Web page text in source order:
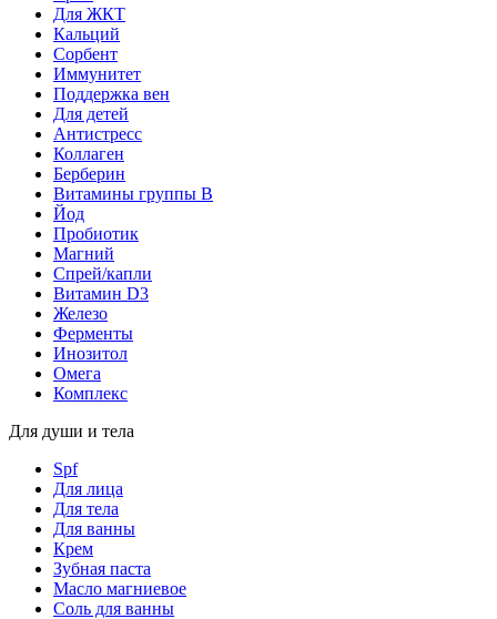
Для ЖКТ
Кальций
Сорбент
Иммунитет
Поддержка вен
Для детей
Антистресс
Коллаген
Берберин
Витамины группы B
Йод
Пробиотик
Магний
Спрей/капли
Витамин D3
Железо
Ферменты
Инозитол
Омега
Комплекс
Для души и тела
Spf
Для лица
Для тела
Для ванны
Крем
Зубная паста
Масло магниевое
Соль для ванны